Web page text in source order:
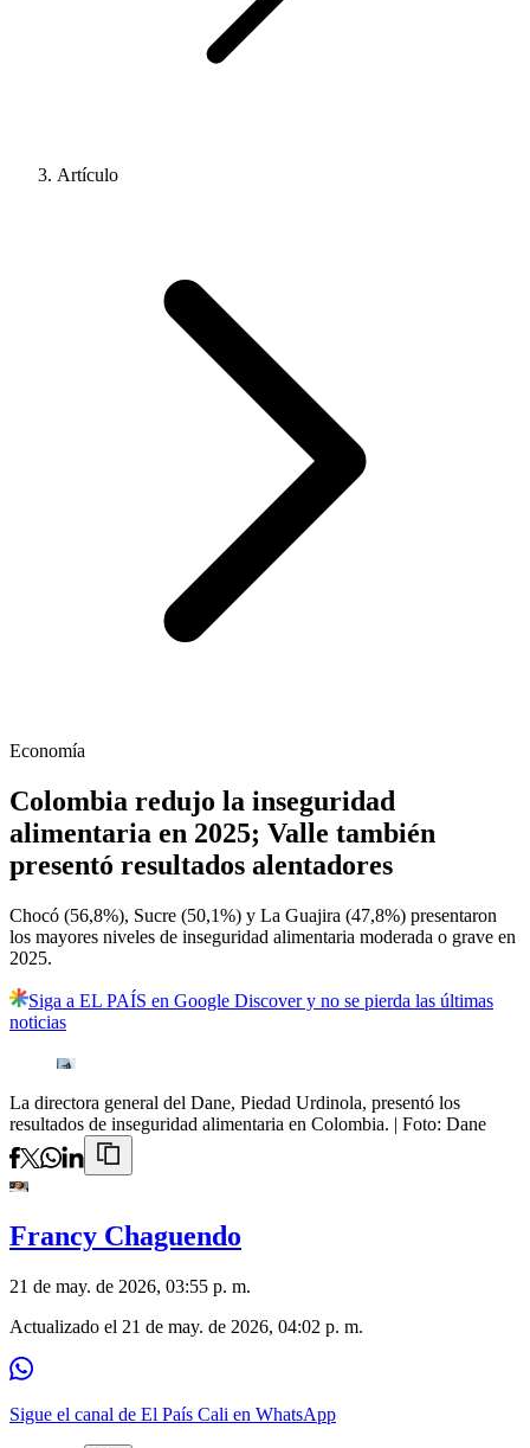
Artículo
Economía
Colombia redujo la inseguridad
alimentaria en 2025; Valle también
presentó resultados alentadores
Chocó (56,8%), Sucre (50,1%) y La Guajira (47,8%) presentaron
los mayores niveles de inseguridad alimentaria moderada o grave en
2025.
Siga a EL PAÍS en Google Discover y no se pierda las últimas
noticias
La directora general del Dane, Piedad Urdinola, presentó los
resultados de inseguridad alimentaria en Colombia. | Foto: Dane
Francy Chaguendo
21 de may. de 2026, 03:55 p. m.
Actualizado el 21 de may. de 2026, 04:02 p. m.
Sigue el canal de El País Cali en WhatsApp